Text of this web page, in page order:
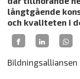
långtgående
och kvaliteten i
Bildningsalliansen